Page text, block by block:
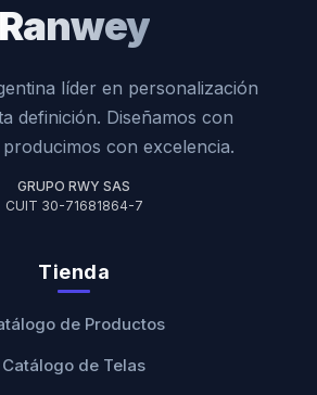
Ranwey
líder en personalización
definición. Diseñamos con
con excelencia.
GRUPO RWY SAS
CUIT 30-71681864-7
Tienda
de Productos
Catálogo de Telas